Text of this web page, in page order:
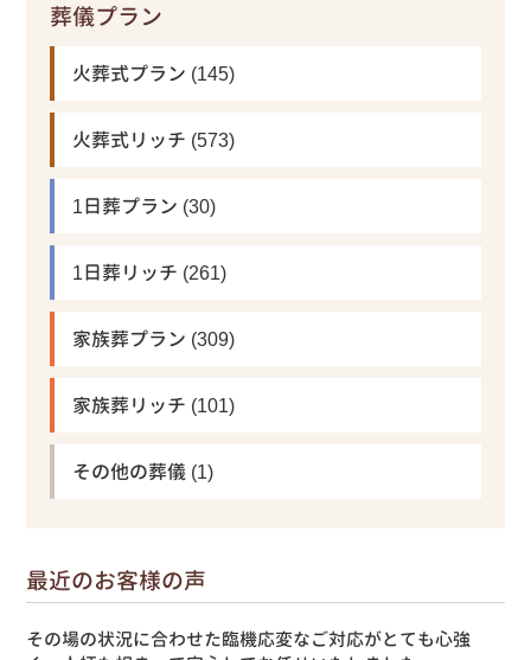
葬儀プラン
火葬式プラン (145)
火葬式リッチ (573)
1日葬プラン (30)
1日葬リッチ (261)
家族葬プラン (309)
家族葬リッチ (101)
その他の葬儀 (1)
最近のお客様の声
その場の状況に合わせた臨機応変なご対応がとても心強